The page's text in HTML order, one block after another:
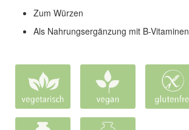
Zum Würzen
Als Nahrungsergänzung mit B-Vitaminen